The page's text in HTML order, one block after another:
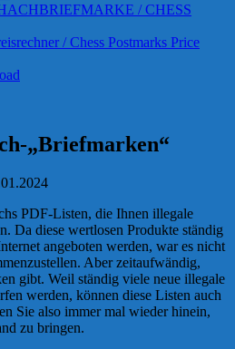
/ CHESS
/ Chess Postmarks Price
„Briefmarken“
PDF-Listen, die Ihnen illegale
Da diese wertlosen Produkte ständig
angeboten werden, war es nicht
Aber zeitaufwändig,
gibt. Weil ständig viele neue illegale
werden, können diese Listen auch
Sie also immer mal wieder hinein,
zu bringen.